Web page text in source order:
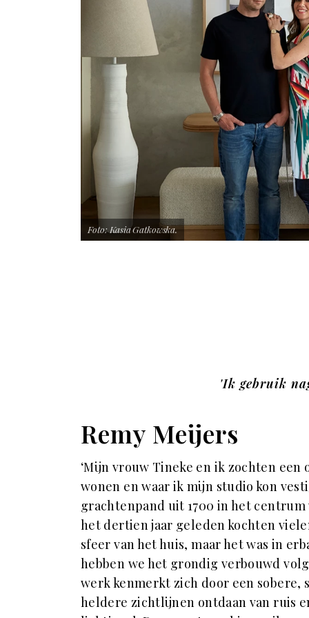
Foto: Kasia Gatkowska.
'Ik gebruik
Remy Meijers
‘Mijn vrouw Tineke en ik zochten een
wonen en waar ik mijn studio kon
grachtenpand uit 1700 in het
het dertien jaar geleden kochten
sfeer van het huis, maar het was in
hebben we het grondig verbouwd
werk kenmerkt zich door een sobere,
heldere zichtlijnen ontdaan van ruis